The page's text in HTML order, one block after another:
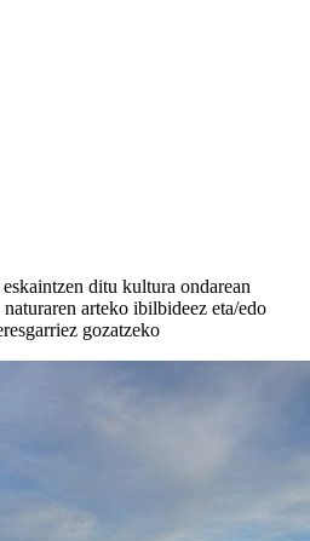
ditu kultura ondarean
arteko ibilbideez eta/edo
gozatzeko